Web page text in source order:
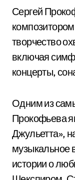
Сергей
творчество
включая
концерты,
Одним из
Прокофьева
Джульетта»,
музыкальное
истории о